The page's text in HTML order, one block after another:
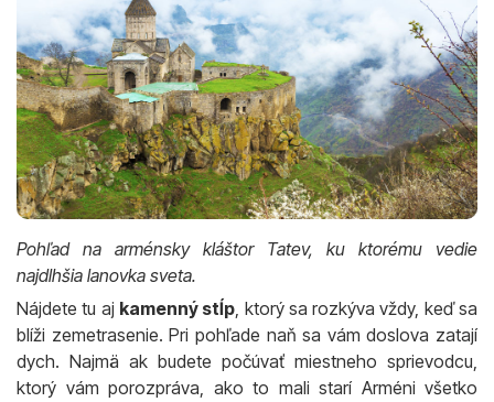
Pohľad na arménsky kláštor Tatev, ku ktorému vedie
najdlhšia lanovka sveta.
Nájdete tu aj kamenný stĺp, ktorý sa rozkýva vždy, keď sa
blíži zemetrasenie. Pri pohľade naň sa vám doslova zatají
dych. Najmä ak budete počúvať miestneho sprievodcu,
ktorý vám porozpráva, ako to mali starí Arméni všetko